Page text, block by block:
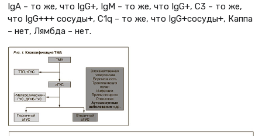
IgA – то же, что IgG+, IgM – то же, что IgG+, С3 – то же,
что IgG+++ сосуды+, C1q – то же, что IgG+сосуды+, Каппа
– нет, Лямбда – нет.